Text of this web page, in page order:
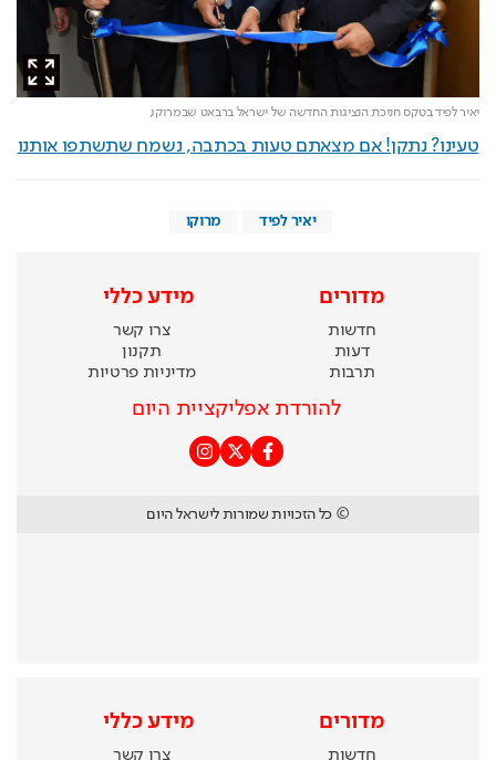
יאיר לפיד בטקס חניכת הנציגות החדשה של ישראל ברבאט שבמרוקו,
טעינו? נתקן! אם מצאתם טעות בכתבה, נשמח שתשתפו אותנו
יאיר לפיד מרוקו
מדורים
חדשות
דעות
תרבות
מידע כללי
צרו קשר
תקנון
מדיניות פרטיות
להורדת אפליקציית היום
© כל הזכויות שמורות לישראל היום
מדורים
חדשות
מידע כללי
צרו קשר